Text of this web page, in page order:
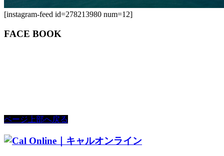
[instagram-feed id=278213980 num=12]
FACE BOOK
ページ上部へ戻る